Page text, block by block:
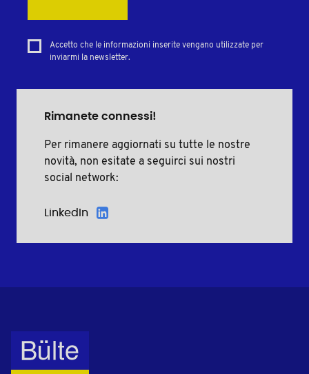
Accetto che le informazioni inserite vengano utilizzate per
inviarmi la newsletter.
Rimanete connessi!
Per rimanere aggiornati su tutte le nostre
novità, non esitate a seguirci sui nostri
social network:
LinkedIn